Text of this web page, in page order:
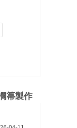
箒製作